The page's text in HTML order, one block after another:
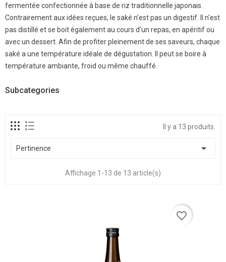
fermentée confectionnée à base de riz traditionnelle japonais.
Contrairement aux idées reçues, le saké n'est pas un digestif. Il n'est
pas distillé et se boit également au cours d'un repas, en apéritif ou
avec un dessert. Afin de profiter pleinement de ses saveurs, chaque
saké a une température idéale de dégustation. Il peut se boire à
température ambiante, froid ou même chauffé.
Subcategories
Il y a 13 produits.
Pertinence 
Affichage 1-13 de 13 article(s)
favorite_border